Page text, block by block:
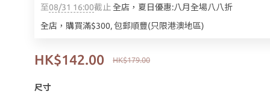
至08/31 16:00截止全店，夏日優惠:八月全場八八折
全店，購買滿$300, 包郵順豐(只限港澳地區)
HK$179.00
HK$142.00
尺寸